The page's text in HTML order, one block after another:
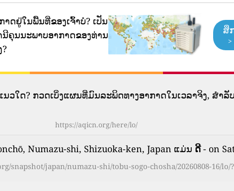
ດຢູ່ໃນພື້ນທີ່ຂອງເຈົ້າບໍ? ເປັນ
ຄຸນນະພາບອາກາດຂອງທ່ານ
?
ສຶ
ວໃດ? ກວດເບິ່ງແຜນທີ່ມົນລະພິດທາງອາກາດໃນເວລາຈິງ, ສໍາລັ
https://aqicn.org/here/lo/
Numazu-shi, Shizuoka-ken, Japan ແມ່ນ ດີ- on
snapshot/japan/numazu-shi/tobu-sogo-chosha/20260808-16/lo/